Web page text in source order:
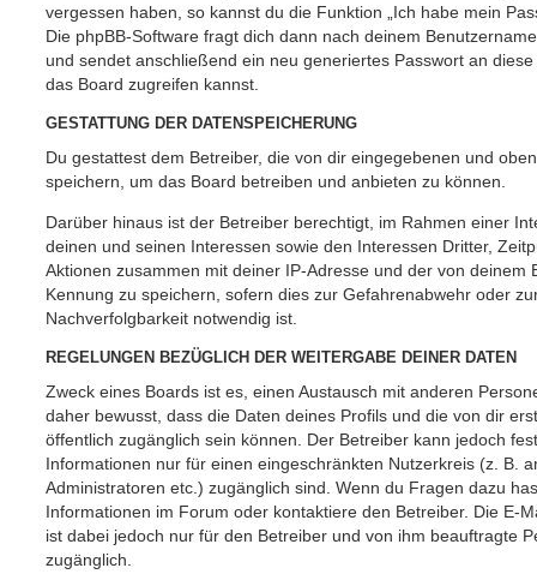
vergessen haben, so kannst du die Funktion „Ich habe mein
Die phpBB-Software fragt dich dann nach deinem
und sendet anschließend ein neu generiertes Passwort an
das Board zugreifen kannst.
GESTATTUNG DER DATENSPEICHERUNG
Du gestattest dem Betreiber, die von dir eingegebenen und
speichern, um das Board betreiben und anbieten zu können.
Darüber hinaus ist der Betreiber berechtigt, im Rahmen einer
deinen und seinen Interessen sowie den Interessen Dritter,
Aktionen zusammen mit deiner IP-Adresse und der von deinem
Kennung zu speichern, sofern dies zur Gefahrenabwehr oder
Nachverfolgbarkeit notwendig ist.
REGELUNGEN BEZÜGLICH DER WEITERGABE DEINER DATEN
Zweck eines Boards ist es, einen Austausch mit anderen
daher bewusst, dass die Daten deines Profils und die von dir
öffentlich zugänglich sein können. Der Betreiber kann jedoch
Informationen nur für einen eingeschränkten Nutzerkreis (z. B.
Administratoren etc.) zugänglich sind. Wenn du Fragen dazu
Informationen im Forum oder kontaktiere den Betreiber. Die E-
ist dabei jedoch nur für den Betreiber und von ihm beauftragte
zugänglich.